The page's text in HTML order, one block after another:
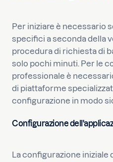
Per iniziare è necessario
specifici a seconda della
procedura di richiesta di
solo pochi minuti. Per le
professionale è
di piattaforme
configurazione in modo
Configurazione
La configurazione iniziale